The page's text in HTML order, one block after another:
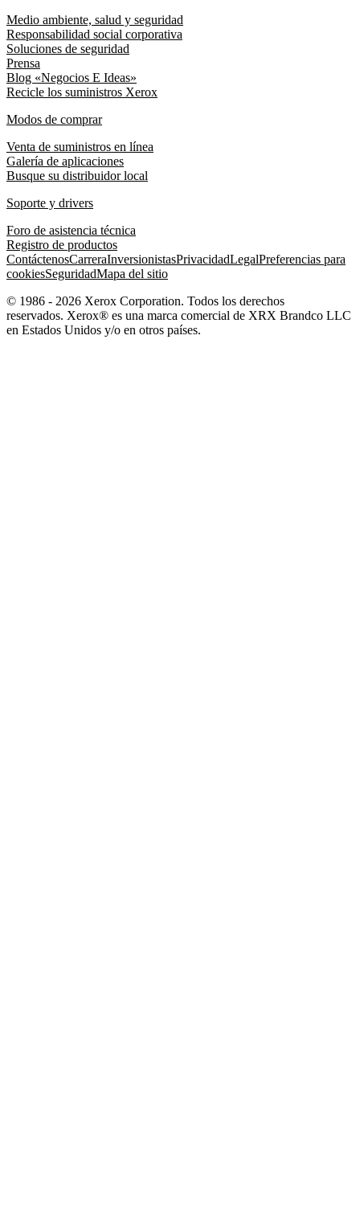
Medio ambiente, salud y seguridad
Responsabilidad social corporativa
Soluciones de seguridad
Prensa
Blog «Negocios E Ideas»
Recicle los suministros Xerox
Modos de comprar
Venta de suministros en línea
Galería de aplicaciones
Busque su distribuidor local
Soporte y drivers
Foro de asistencia técnica
Registro de productos
ContáctenosCarreraInversionistasPrivacidadLegalPreferencias para
cookiesSeguridadMapa del sitio
© 1986 - 2026 Xerox Corporation. Todos los derechos
reservados. Xerox® es una marca comercial de XRX Brandco LLC
en Estados Unidos y/o en otros países.